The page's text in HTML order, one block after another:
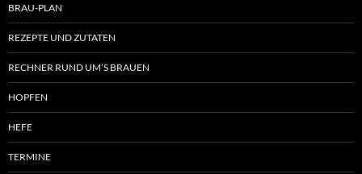
BRAU-PLAN
REZEPTE UND ZUTATEN
RECHNER RUND UM’S BRAUEN
HOPFEN
HEFE
TERMINE